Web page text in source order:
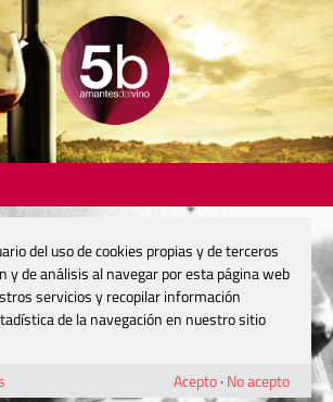
del uso de cookies propias y de terceros
y de análisis al navegar por esta página web
servicios y recopilar información
de la navegación en nuestro sitio
Acepto· No acepto